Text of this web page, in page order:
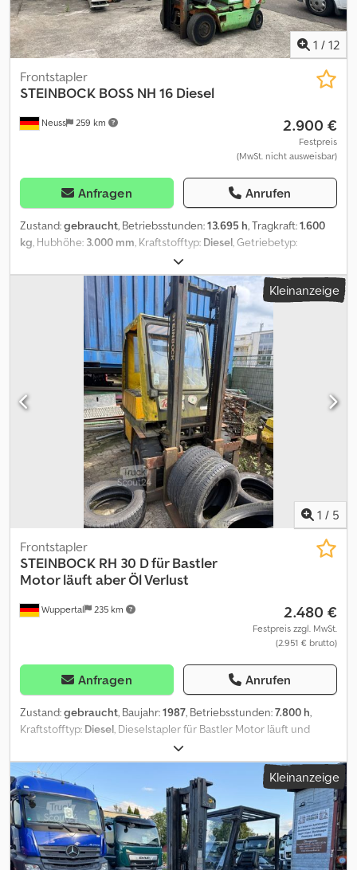
1 / 12
Neuss 259 km
Frontstapler
STEINBOCK BOSS NH 16 Diesel
2.900 €
Festpreis
(MwSt. nicht ausweisbar)
Anfragen Anrufen
Zustand:gebraucht, Betriebsstunden:13.695 h, Tragkraft:1.600
kg, Hubhöhe: 3.000 mm, Kraftstofftyp: Diesel, Getriebetyp:
Kopfschutz
Dcsdozdwr Nspfx Adqek * Stunden:13695 * Hubzylinder Undicht
Kleinanzeige
1 / 5
Wuppertal 235 km
Frontstapler
STEINBOCK RH 30 D für Bastler
Motor läuft aber Öl Verlust
2.480 €
Festpreis zzgl. MwSt.
(2.951 € brutto)
Anfragen Anrufen
Zustand:gebraucht, Baujahr:1987, Betriebsstunden:7.800 h,
Kraftstofftyp: Diesel, Dieselstapler für Bastler Motor läuft und
funktioniert Verliert aber Öl deswegen der Preis . Dodpfx Aey Dy
Ezjdqeck
Kleinanzeige